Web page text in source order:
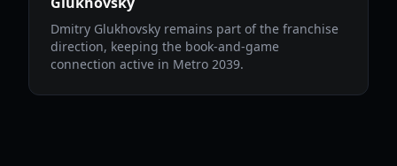
Dmitry Glukhovsky remains part of the franchise
direction, keeping the book-and-game
connection active in Metro 2039.